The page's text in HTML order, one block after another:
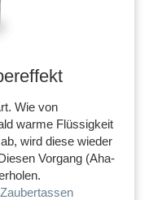
Wie von
warme Flüssigkeit
wird diese wieder
Vorgang (Aha-